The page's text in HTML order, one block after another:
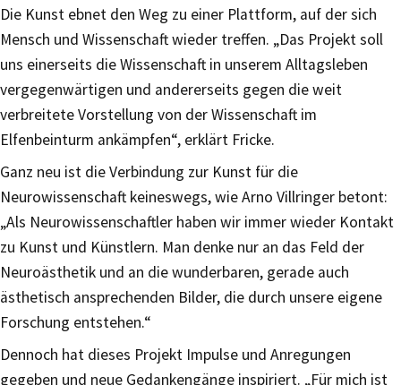
Die Kunst ebnet den Weg zu einer Plattform, auf der sich
Mensch und Wissenschaft wieder treffen. „Das Projekt soll
uns einerseits die Wissenschaft in unserem Alltagsleben
vergegenwärtigen und andererseits gegen die weit
verbreitete Vorstellung von der Wissenschaft im
Elfenbeinturm ankämpfen“, erklärt Fricke.
Ganz neu ist die Verbindung zur Kunst für die
Neurowissenschaft keineswegs, wie Arno Villringer betont:
„Als Neurowissenschaftler haben wir immer wieder Kontakt
zu Kunst und Künstlern. Man denke nur an das Feld der
Neuroästhetik und an die wunderbaren, gerade auch
ästhetisch ansprechenden Bilder, die durch unsere eigene
Forschung entstehen.“
Dennoch hat dieses Projekt Impulse und Anregungen
gegeben und neue Gedankengänge inspiriert. „Für mich ist